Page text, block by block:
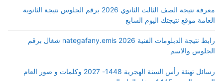
معرفة نتيجة الصف الثالث الثانوي 2026 برقم الجلوس نتيجة الثانوية
العامة موقع نتيجتك اليوم السابع
رابط نتيجة الدبلومات الفنية 2026 nategafany.emis شغال برقم
الجلوس والاسم
رسائل تهنئة رأس السنة الهجرية 1448- 2027 وكلمات و صور العام